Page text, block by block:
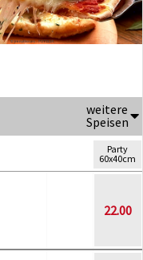
weitere
Speisen
Party
60x40cm
22.00